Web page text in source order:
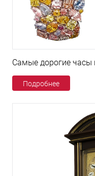
Самые дорогие часы
Подробнее